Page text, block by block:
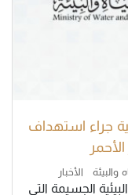
جراء استهداف
والبيئة الأخبار
الجسيمة التي